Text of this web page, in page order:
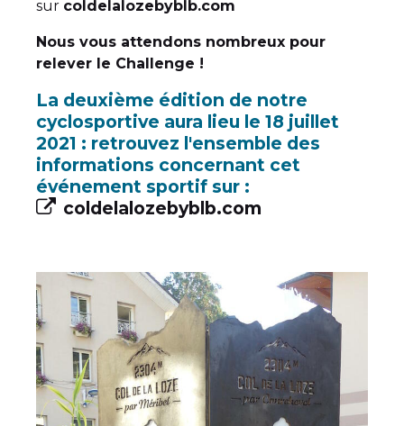
sur coldelalozebyblb.com
Nous vous attendons nombreux pour
relever le Challenge !
La deuxième édition de notre
cyclosportive aura lieu le 18 juillet
2021 : retrouvez l'ensemble des
informations concernant cet
événement sportif sur :
coldelalozebyblb.com